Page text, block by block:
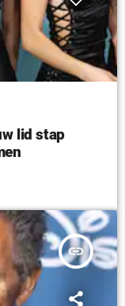
lid stap
insert_link